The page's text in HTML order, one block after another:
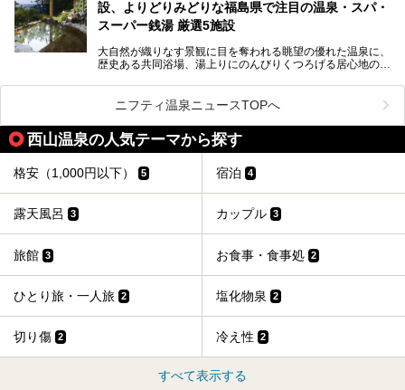
な？」
そんな方は、ぜひサウナに足を運んでみてくださいね。
設、よりどりみどりな福島県で注目の温泉・スパ・
スーパー銭湯 厳選5施設
大自然が織りなす景観に目を奪われる眺望の優れた温泉に、
歴史ある共同浴場、湯上りにのんびりくつろげる居心地のい
スーパー銭湯など、多種多様な温浴施設が割拠する福島県。
今回は、そんな福島県にある温浴施設のなかから、筆者が
「一度訪ねてみたい」と気になっている魅力的な施設を5件
ピックアップして紹介します。
※2021/07/21時点の情報です。
ニフティ温泉ニュースTOPへ
西山温泉の人気テーマから探す
格安（1,000円以下） 5 宿泊 4
露天風呂 3 カップル 3
旅館 3 お食事・食事処 2
ひとり旅・一人旅 2 塩化物泉 2
切り傷 2 冷え性 2
すべて表示する